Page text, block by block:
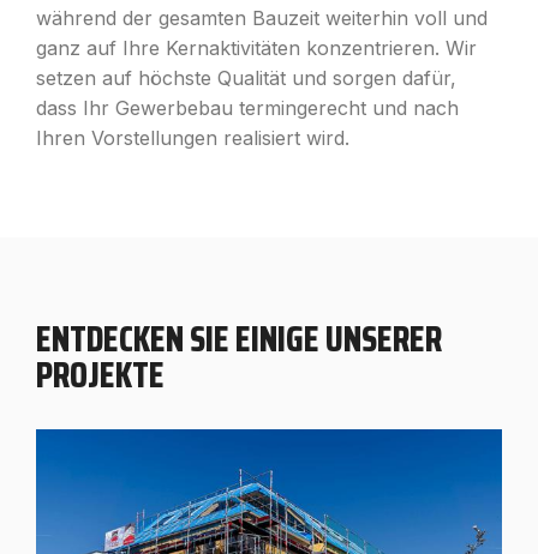
während der gesamten Bauzeit weiterhin voll und
ganz auf Ihre Kernaktivitäten konzentrieren. Wir
setzen auf höchste Qualität und sorgen dafür,
dass Ihr Gewerbebau termingerecht und nach
Ihren Vorstellungen realisiert wird.
ENTDECKEN SIE EINIGE UNSERER
PROJEKTE